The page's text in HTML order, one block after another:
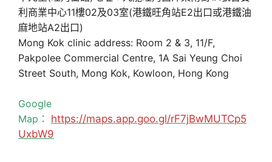
利商業中心11樓02及03室(港鐵旺角站E2出口或港鐵油
麻地站A2出口)
Mong Kok clinic address: Room 2 & 3, 11/F,
Pakpolee Commercial Centre, 1A Sai Yeung Choi
Street South, Mong Kok, Kowloon, Hong Kong
Google
Map： https://maps.app.goo.gl/rF7jBwMUTCp5
UxbW9